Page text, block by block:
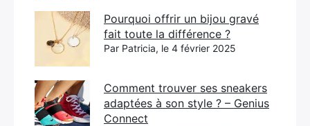
Pourquoi offrir un bijou gravé
fait toute la différence ?
Par Patricia, le 4 février 2025
Comment trouver ses sneakers
adaptées à son style ? – Genius
Connect